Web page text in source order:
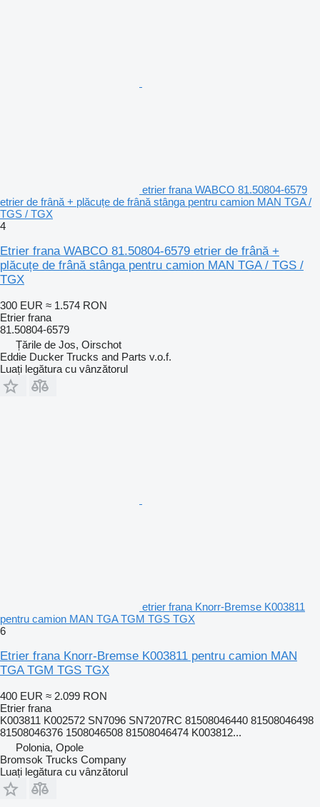
etrier frana WABCO 81.50804-6579
etrier de frână + plăcuțe de frână stânga pentru camion MAN TGA /
TGS / TGX
4
Etrier frana WABCO 81.50804-6579 etrier de frână +
plăcuțe de frână stânga pentru camion MAN TGA / TGS /
TGX
300 EUR ≈ 1.574 RON
Etrier frana
81.50804-6579
Țările de Jos, Oirschot
Eddie Ducker Trucks and Parts v.o.f.
Luați legătura cu vânzătorul
etrier frana Knorr-Bremse K003811
pentru camion MAN TGA TGM TGS TGX
6
Etrier frana Knorr-Bremse K003811 pentru camion MAN
TGA TGM TGS TGX
400 EUR ≈ 2.099 RON
Etrier frana
K003811 K002572 SN7096 SN7207RC 81508046440 81508046498
81508046376 1508046508 81508046474 K003812...
Polonia, Opole
Bromsok Trucks Company
Luați legătura cu vânzătorul